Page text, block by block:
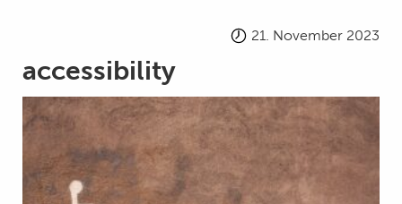
21. November 2023
accessibility